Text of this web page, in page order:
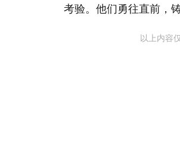
考验。他们勇往直前，
以上内容